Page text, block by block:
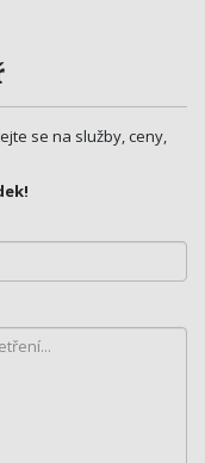
se na služby, ceny,